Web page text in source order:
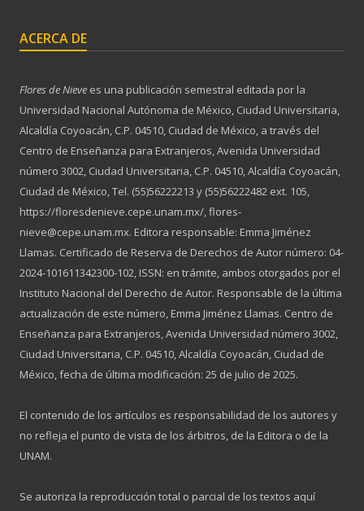
ACERCA DE
Flores de Nieve es una publicación semestral editada por la
Universidad Nacional Autónoma de México, Ciudad Universitaria,
Alcaldía Coyoacán, C.P. 04510, Ciudad de México, a través del
Centro de Enseñanza para Extranjeros, Avenida Universidad
número 3002, Ciudad Universitaria, C.P. 04510, Alcaldía Coyoacán,
Ciudad de México, Tel. (55)56222213 y (55)56222482 ext. 105,
https://floresdenieve.cepe.unam.mx/, flores-
nieve@cepe.unam.mx. Editora responsable: Emma Jiménez
Llamas. Certificado de Reserva de Derechos de Autor número: 04-
2024-101611342300-102, ISSN: en trámite, ambos otorgados por el
Instituto Nacional del Derecho de Autor. Responsable de la última
actualización de este número, Emma Jiménez Llamas. Centro de
Enseñanza para Extranjeros, Avenida Universidad número 3002,
Ciudad Universitaria, C.P. 04510, Alcaldía Coyoacán, Ciudad de
México, fecha de última modificación: 25 de julio de 2025.
El contenido de los artículos es responsabilidad de los autores y
no refleja el punto de vista de los árbitros, de la Editora o de la
UNAM.
Se autoriza la reproducción total o parcial de los textos aquí